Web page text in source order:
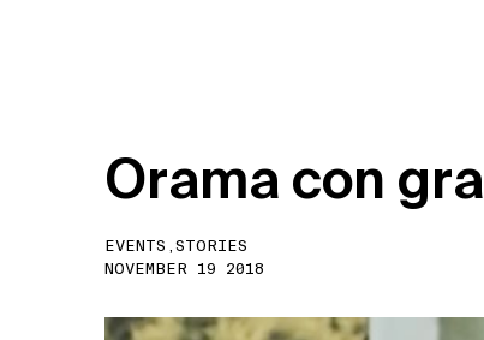
Orama con gra
EVENTS,STORIES
NOVEMBER 19 2018